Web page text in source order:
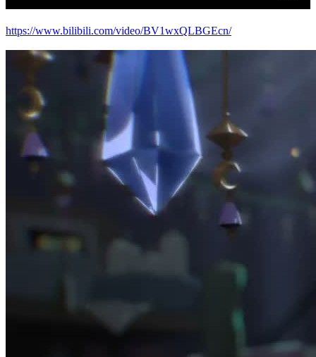
https://www.bilibili.com/video/BV1wxQLBGEcn/